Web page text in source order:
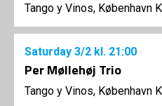
Tango y Vinos, København K
Saturday 3/2 kl. 21:00
Per Møllehøj Trio
Tango y Vinos, København K